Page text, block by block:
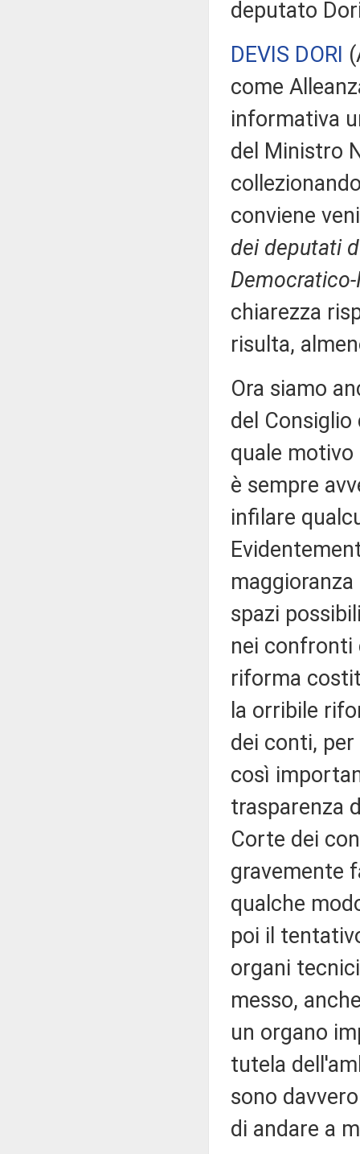
deputato
DEVIS DORI (
come
informativa
del Ministro
conviene
dei deputati
chiarezza
risulta,
Ora siamo
del
quale
è sempre
infilare
spazi
nei confronti
riforma
la orribile
dei conti,
così
trasparenza
Corte dei
gravemente
qualche
poi il
organi
messo,
un organo
tutela
sono
di andare a